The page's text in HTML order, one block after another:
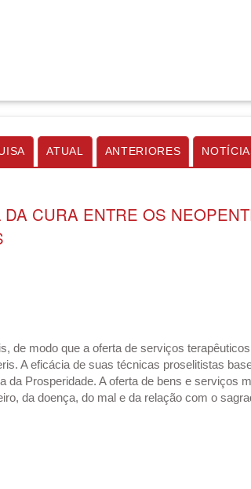
ATUAL ANTERIORES
CURA ENTRE OS
de modo que a oferta de serviços
A eficácia de suas técnicas proselitistas
da Prosperidade. A oferta de bens e serviços
da doença, do mal e da relação com o